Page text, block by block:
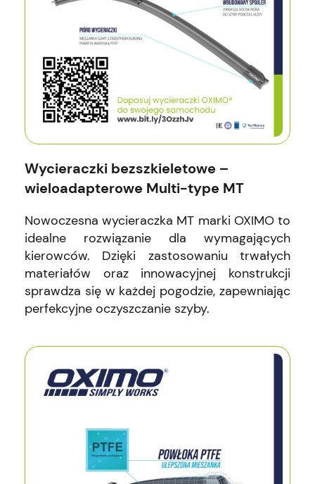
Wycieraczki bezszkieletowe –
wieloadapterowe Multi-type MT
Nowoczesna wycieraczka MT marki OXIMO to
idealne rozwiązanie dla wymagających
kierowców. Dzięki zastosowaniu trwałych
materiałów oraz innowacyjnej konstrukcji
sprawdza się w każdej pogodzie, zapewniając
perfekcyjne oczyszczanie szyby.